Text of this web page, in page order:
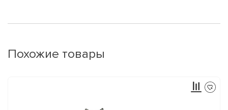
Похожие товары